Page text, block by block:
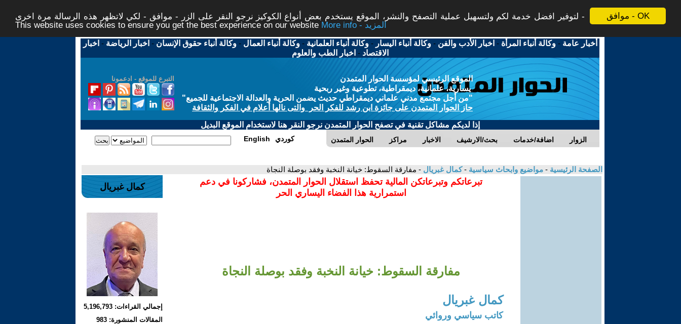
موافق - OK
لتوفير افضل خدمة لكم ولتسهيل عملية التصفح والنشر، الموقع يستخدم بعض أنواع الكوكيز نرجو النقر على الزر - موافق - لكي لاتظهر هذه الرسالة مرة اخرى -
This website uses cookies to ensure you get the best experience on our website
More info - المزيد
أخبار عامة -وكالة أنباء المرأة - اخبار الأدب والفن -وكالة أنباء اليسار -وكالة أنباء العلمانية -وكالة أنباء العمال -وكالة أنباء حقوق الإنسان - اخبار الرياضة - اخبار
الاقتصاد - اخبار الطب والعلوم
التبرع للموقع - ادعمونا
الموقع الرئيسي لمؤسسة الحوار المتمدن
يسارية، علمانية، ديمقراطية، تطوعية وغير ربحية
"من أجل مجتمع مدني علماني ديمقراطي حديث يضمن الحرية والعدالة الاجتماعية للجميع"
حاز الحوار المتمدن على جائزة ابن رشد للفكر الحر والتى نالها أعلام في الفكر والثقافة
إذا لديكم مشاكل تقنية في تصفح الحوار المتمدن نرجو النقر هنا لاستخدام الموقع البديل
الحوار المتمدن مراكز الاخبار بحث/الارشيف اضافة/خدمات الزوار English كوردي
الصفحة الرئيسية - مواضيع وابحاث سياسية -كمال غبريال - مفارقة السقوط: خيانة النخبة وفقد بوصلة النجاة
تبرعاتكم وتبرعاتكن المالية تحفظ استقلال الحوار المتمدن، فشاركونا في دعم
استمرارية هذا الفضاء اليساري الحر
مفارقة السقوط: خيانة النخبة وفقد بوصلة النجاة
كمال غبريال
كاتب سياسي وروائي
كمال غبريال
إجمالي القراءات: 5,196,793
المقالات المنشورة: 983